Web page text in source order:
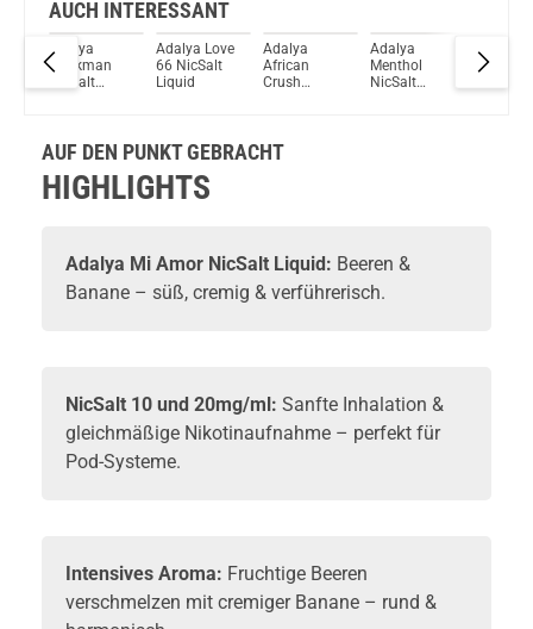
Du willst Kröten sparen?
Schau mal hier!
Vaptio Pado Pod System Kit Lila
AUCH INTERESSANT
Adalya
Punkman
NicSalt
Adalya Love
66 NicSalt
Liquid
Adalya
African
Crush
Adalya
Menthol
NicSalt
Adalya
Berry
AUF DEN PUNKT GEBRACHT
HIGHLIGHTS
Adalya Mi Amor NicSalt Liquid: Beeren &
Banane – süß, cremig & verführerisch.
NicSalt 10 und 20mg/ml: Sanfte Inhalation &
gleichmäßige Nikotinaufnahme – perfekt für
Pod-Systeme.
Intensives Aroma: Fruchtige Beeren
verschmelzen mit cremiger Banane – rund &